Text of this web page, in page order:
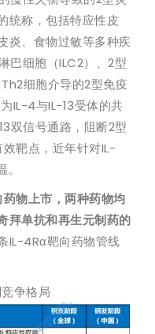
统称，包括特应性皮
炎、食物过敏等多种疾
巴细胞（ILC2）、2型
细胞介导的2型免疫
IL-4与IL-13受体的共
双信号通路，阻断2型
靶点，近年针对IL-
物上市，两种药物均
拜单抗和再生元制药的
IL-4Rα靶向药物管线
争格局